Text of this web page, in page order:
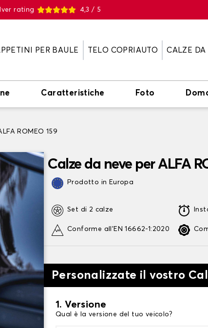
4,3 / 5
PER BAULE TELO COPRIAUTO
CALZE DA
Caratteristiche Foto
ROMEO 159
Calze da neve per ALFA
Prodotto in Europa
Set di 2 calze
Conforme all'EN 16662-1:2020
Personalizzate il vostro
1. Versione
Qual è la versione del tuo veicolo?